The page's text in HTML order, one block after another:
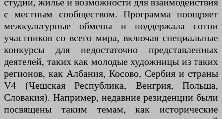
с местным сообществом. Программа поощряет
межкультурные обмены и поддержала сотни
участников со всего мира, включая специальные
конкурсы для недостаточно представленных
деятелей, таких как молодые художницы из таких
регионов, как Албания, Косово, Сербия и страны
V4 (Чешская Республика, Венгрия, Польша,
Словакия). Например, недавние резиденции были
посвящены таким темам, как исторические